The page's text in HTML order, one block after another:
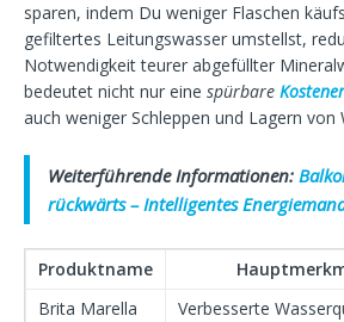
sparen, indem Du weniger Flaschen
gefiltertes Leitungswasser umstellst,
Notwendigkeit teurer abgefüllter
bedeutet nicht nur eine spürbare
auch weniger Schleppen und Lagern von
Weiterführende Informationen:
rückwärts – Intelligentes
Produktname
Brita Marella
Verbesserte